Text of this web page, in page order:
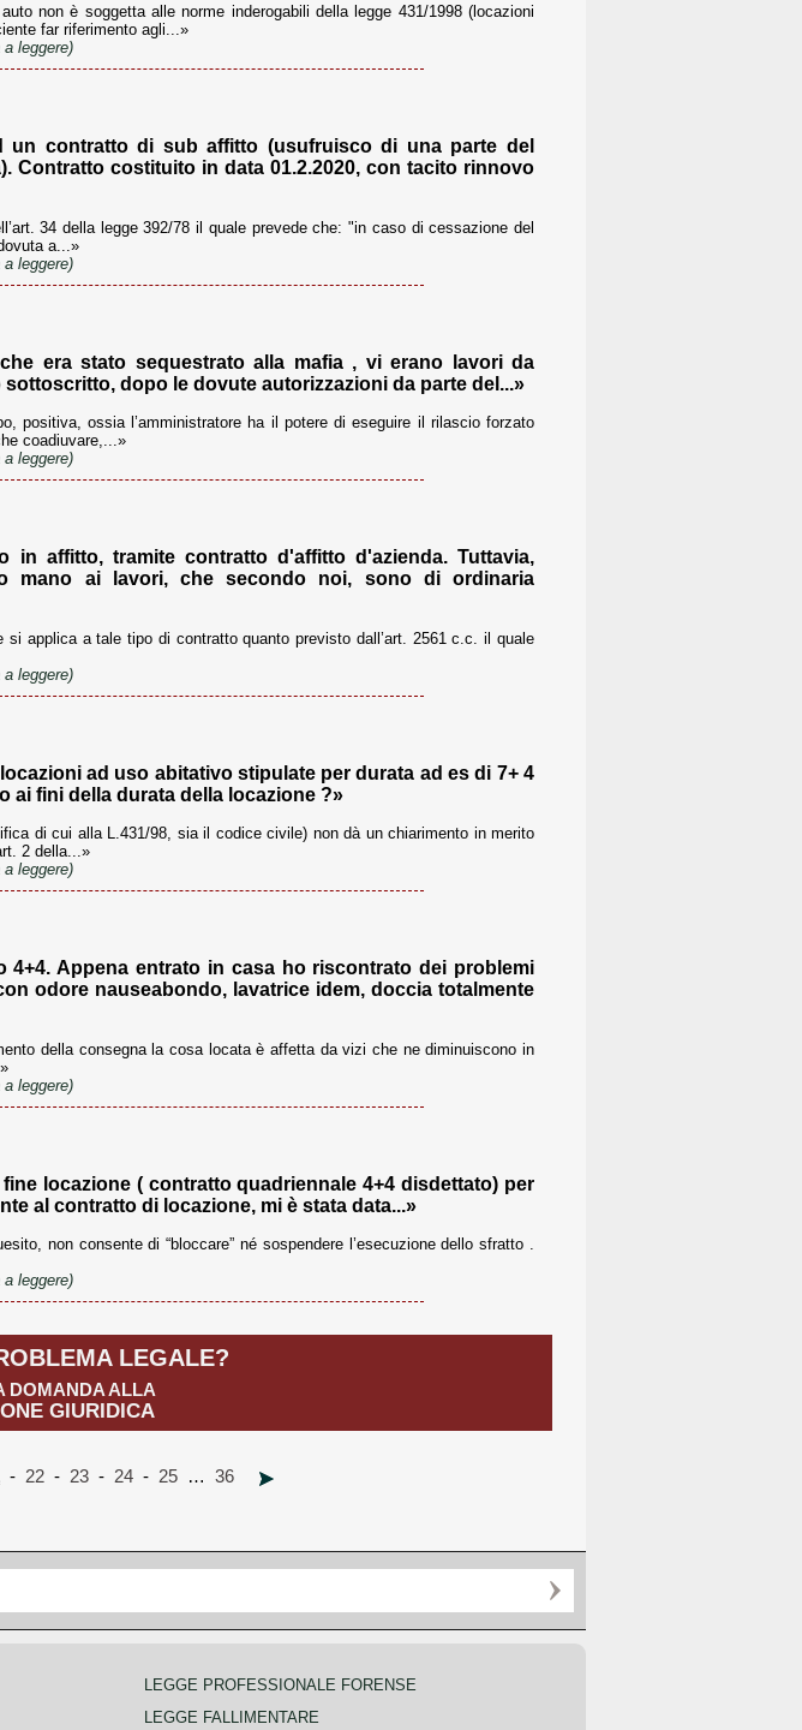
non è soggetta alle norme inderogabili della legge 431/1998 (locazioni
far riferimento agli...»
leggere)
contratto di sub affitto (usufruisco di una parte del
Contratto costituito in data 01.2.2020, con tacito rinnovo
34 della legge 392/78 il quale prevede che: "in caso di cessazione del
a...»
leggere)
era stato sequestrato alla mafia , vi erano lavori da
dopo le dovute autorizzazioni da parte del...»
positiva, ossia l’amministratore ha il potere di eseguire il rilascio forzato
coadiuvare,...»
leggere)
affitto, tramite contratto d'affitto d'azienda. Tuttavia,
mano ai lavori, che secondo noi, sono di ordinaria
si applica a tale tipo di contratto quanto previsto dall’art. 2561 c.c. il quale
leggere)
ad uso abitativo stipulate per durata ad es di 7+ 4
ai fini della durata della locazione ?»
di cui alla L.431/98, sia il codice civile) non dà un chiarimento in merito
2 della...»
leggere)
Appena entrato in casa ho riscontrato dei problemi
odore nauseabondo, lavatrice idem, doccia totalmente
della consegna la cosa locata è affetta da vizi che ne diminuiscono in
leggere)
locazione ( contratto quadriennale 4+4 disdettato) per
al contratto di locazione, mi è stata data...»
non consente di “bloccare” né sospendere l’esecuzione dello sfratto .
leggere)
LEGALE?
DOMANDA ALLA
GIURIDICA
- 22 - 23 - 24 - 25 … 36
LEGGE PROFESSIONALE FORENSE
LEGGE FALLIMENTARE